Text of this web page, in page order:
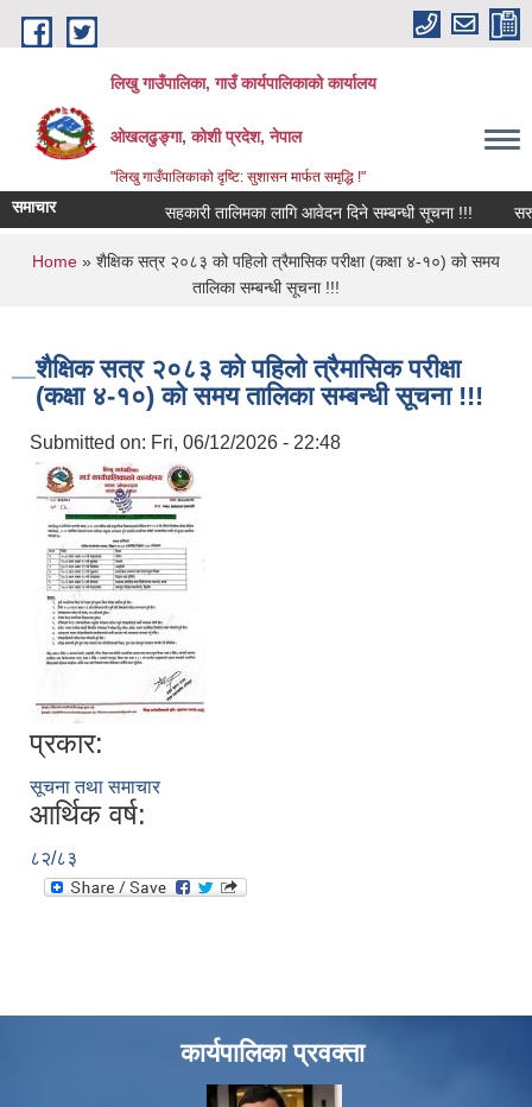
Skip to main content
लिखु गाउँपालिका, गाउँ कार्यपालिकाको कार्यालय
ओखलढुङ्गा, कोशी प्रदेश, नेपाल
"लिखु गाउँपालिकाको दृष्टि: सुशासन मार्फत समृद्धि !"
समाचार सहकारी तालिमका लागि आवेदन दिने सम्बन्धी सूचना !!!
You are here
Home » शैक्षिक सत्र २०८३ को पहिलो त्रैमासिक परीक्षा (कक्षा ४-१०) को समय
तालिका सम्बन्धी सूचना !!!
शैक्षिक सत्र २०८३ को पहिलो त्रैमासिक परीक्षा
(कक्षा ४-१०) को समय तालिका सम्बन्धी सूचना !!!
Submitted on: Fri, 06/12/2026 - 22:48
प्रकार:
सूचना तथा समाचार
आर्थिक वर्ष:
८२/८३
कार्यपालिका प्रवक्ता